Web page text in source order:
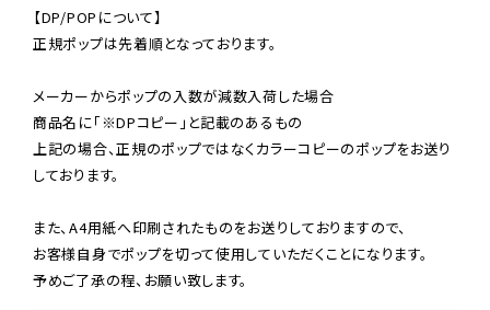
【DP/POPについて】
正規ポップは先着順となっております。
メーカーからポップの入数が減数入荷した場合
商品名に「※DPコピー」と記載のあるもの
上記の場合、正規のポップではなくカラーコピーのポップをお送り
しております。
また、A4用紙へ印刷されたものをお送りしておりますので、
お客様自身でポップを切って使用していただくことになります。
予めご了承の程、お願い致します。